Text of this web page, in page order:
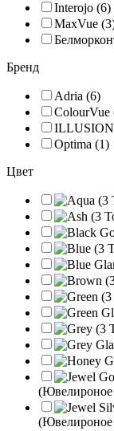
Interojo (6)
MaxVue
Бренд
Adria (6)
ColourVue
Optima (1)
Цвет
(Ювелироное
(Ювелироное